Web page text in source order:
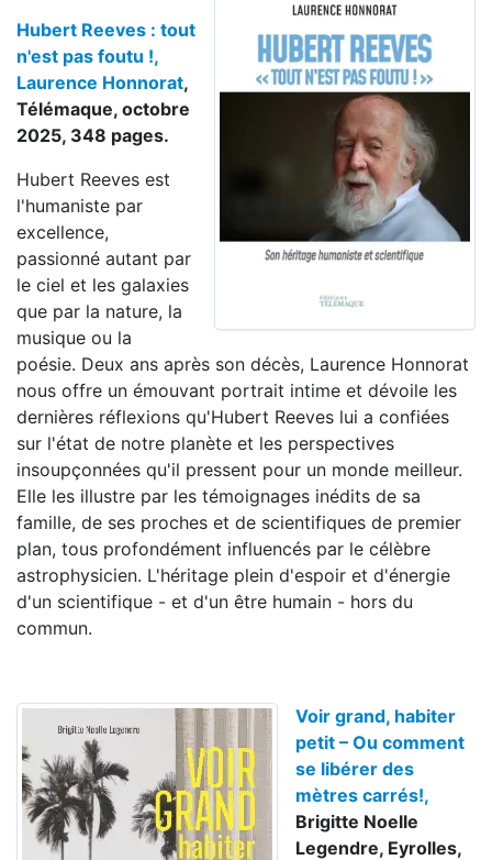
Hubert Reeves : tout
n'est pas foutu !,
Laurence Honnorat,
Télémaque, octobre
2025, 348 pages.
Hubert Reeves est
l'humaniste par
excellence,
passionné autant par
le ciel et les galaxies
que par la nature, la
musique ou la
poésie. Deux ans après son décès, Laurence Honnorat
nous offre un émouvant portrait intime et dévoile les
dernières réflexions qu'Hubert Reeves lui a confiées
sur l'état de notre planète et les perspectives
insoupçonnées qu'il pressent pour un monde meilleur.
Elle les illustre par les témoignages inédits de sa
famille, de ses proches et de scientifiques de premier
plan, tous profondément influencés par le célèbre
astrophysicien. L'héritage plein d'espoir et d'énergie
d'un scientifique - et d'un être humain - hors du
commun.
Voir grand, habiter
petit – Ou comment
se libérer des
mètres carrés!,
Brigitte Noelle
Legendre, Eyrolles,